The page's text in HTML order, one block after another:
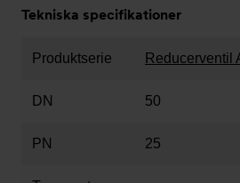
Tekniska specifikationer
Produktserie Reducerventil
DN 50
PN 25